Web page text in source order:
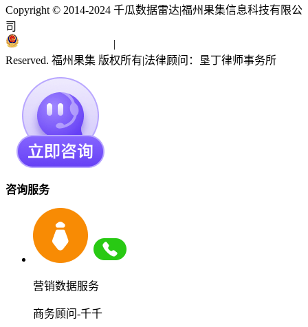
Copyright © 2014-2024 千瓜数据雷达|福州果集信息科技有限公
司
|
Reserved. 福州果集 版权所有|法律顾问：垦丁律师事务所
咨询服务
营销数据服务
商务顾问-千千